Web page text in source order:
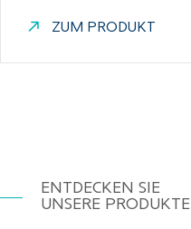
ZUM PRODUKT
ENTDECKEN SIE
UNSERE PRODUKTE